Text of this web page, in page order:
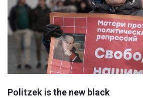
Politzek is the new black